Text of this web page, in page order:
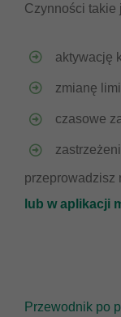
Czynności takie
aktywację
zmianę
czasowe
przeprowadzisz
lub w aplikacji
Przewodnik po